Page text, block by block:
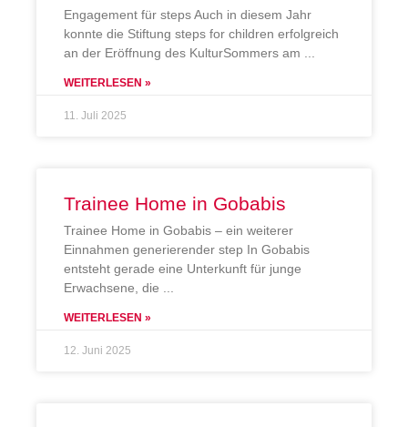
Engagement für steps Auch in diesem Jahr
konnte die Stiftung steps for children erfolgreich
an der Eröffnung des KulturSommers am
WEITERLESEN »
11. Juli 2025
Trainee Home in Gobabis
Trainee Home in Gobabis – ein weiterer
Einnahmen generierender step In Gobabis
entsteht gerade eine Unterkunft für junge
Erwachsene, die
WEITERLESEN »
12. Juni 2025